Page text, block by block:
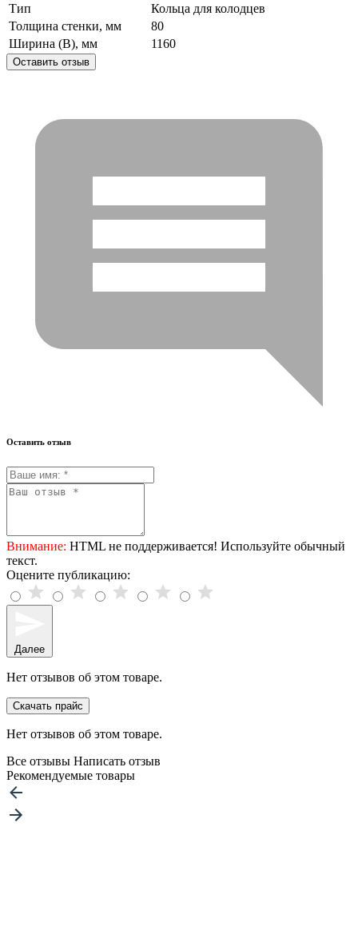
Тип
Кольца для колодцев
Толщина стенки, мм
80
Ширина (B), мм
1160
Оставить отзыв
Оставить отзыв
Внимание: HTML не поддерживается! Используйте обычный
текст.
Оцените публикацию:
Далее
Нет отзывов об этом товаре.
Скачать прайс
Нет отзывов об этом товаре.
Все отзывы Написать отзыв
Рекомендуемые товары